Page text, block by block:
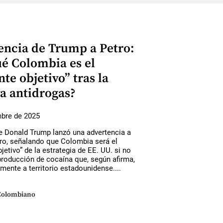
de Trump a Petro:
Colombia es el
objetivo” tras la
antidrogas?
de 2025
Donald Trump lanzó una advertencia a
señalando que Colombia será el
de la estrategia de EE. UU. si no
de cocaína que, según afirma,
a territorio estadounidense....